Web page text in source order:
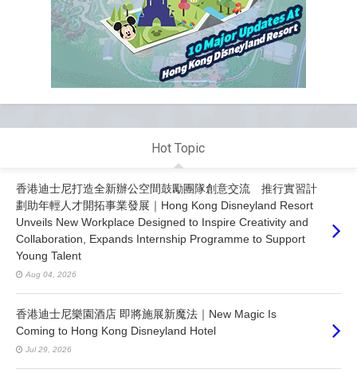
Hot Topic
香港迪士尼打造全新辦公空間鼓勵團隊創意交流 推行實習計
劃助年輕人才開拓事業發展｜Hong Kong Disneyland Resort
Unveils New Workplace Designed to Inspire Creativity and
Collaboration, Expands Internship Programme to Support
Young Talent
Aug 04, 2026
香港迪士尼樂園酒店 即將施展新魔法｜New Magic Is
Coming to Hong Kong Disneyland Hotel
Jul 29, 2026